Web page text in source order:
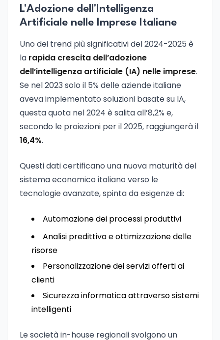
L'Adozione dell'Intelligenza
Artificiale nelle Imprese Italiane
Uno dei trend più significativi del 2024-2025 è
la rapida crescita dell’adozione
dell’intelligenza artificiale (IA) nelle imprese.
Se nel 2023 solo il 5% delle aziende italiane
aveva implementato soluzioni basate su IA,
questa quota nel 2024 è salita all’8,2% e,
secondo le proiezioni per il 2025, raggiungerà il
16,4%.
Questi dati certificano una nuova maturità del
sistema economico italiano verso le
tecnologie avanzate, spinta da esigenze di:
Automazione dei processi produttivi
Analisi predittiva e ottimizzazione delle
risorse
Personalizzazione dei servizi offerti ai
clienti
Sicurezza informatica attraverso sistemi
intelligenti
Le società in-house regionali svolgono un